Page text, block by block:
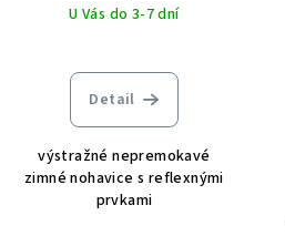
U Vás do 3-7 dní
Detail
výstražné nepremokavé
zimné nohavice s reflexnými
prvkami